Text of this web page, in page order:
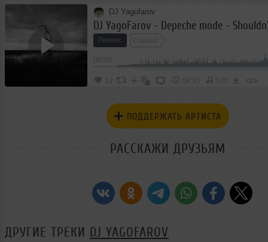
DJ Yagofarov
Ремикс Chillout
12 04:55 520 </>
ПОДДЕРЖАТЬ АРТИСТА
РАССКАЖИ ДРУЗЬЯМ
ДРУГИЕ ТРЕКИ DJ YAGOFAROV